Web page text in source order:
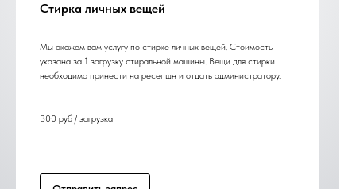
Стирка личных вещей
Мы окажем вам услугу по стирке личных вещей. Стоимость
указана за 1 загрузку стиральной машины. Вещи для стирки
необходимо принести на ресепшн и отдать администратору.
300 руб / загрузка